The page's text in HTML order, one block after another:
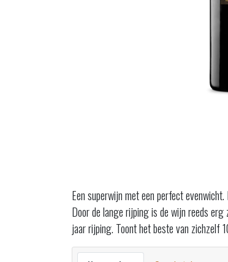
Een superwijn met een perfect
Door de lange rijping is de wijn reeds
jaar rijping. Toont het beste van zichzelf